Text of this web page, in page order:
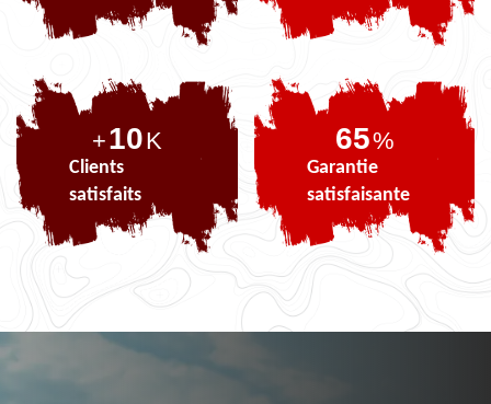
+10K
Clients
satisfaits
83%
Garantie
satisfaisante